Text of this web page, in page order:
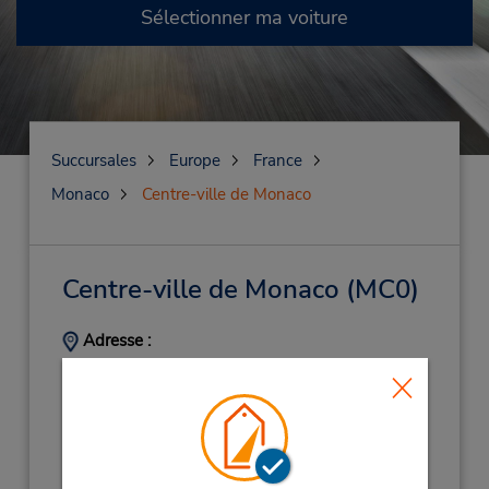
Sélectionner ma voiture
Succursales Europe
France
Monaco
Centre-ville de Monaco
Centre-ville de Monaco (MC0)
Adresse :
Monaco, 98000,
(33) 00 377 93 30 17 53
Heures d'exploitation :